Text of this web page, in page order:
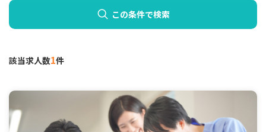
この条件で検索
該当求人数1件